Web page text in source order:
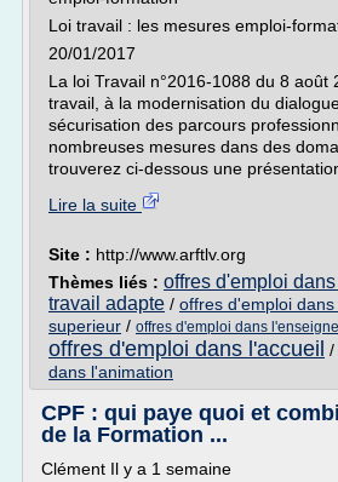
Loi travail : les mesures emploi-
20/01/2017
La loi Travail n°2016-1088 du 8
travail, à la modernisation du
sécurisation des parcours
nombreuses mesures dans des
trouverez ci-dessous une
Lire la suite
Site : http://www.arftlv.org
Thèmes liés : offres d'emploi
travail adapte / offres d'emploi
superieur / offres d'emploi dans
offres d'emploi dans l'accueil /
dans l'animation
CPF : qui paye quoi et
de la Formation ...
Clément Il y a 1 semaine